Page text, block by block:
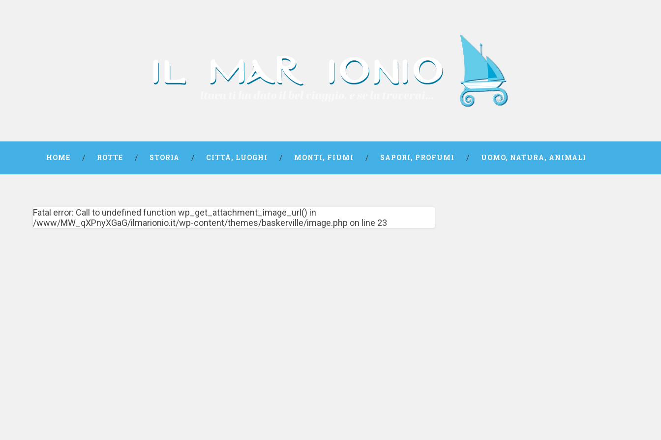
HOME ROTTE STORIA CITTÀ, LUOGHI MONTI, FIUMI SAPORI, PROFUMI UOMO, NATURA, ANIMALI
Fatal error: Call to undefined function wp_get_attachment_image_url() in
/www/MW_qXPnyXGaG/ilmarionio.it/wp-content/themes/baskerville/image.php on line 23